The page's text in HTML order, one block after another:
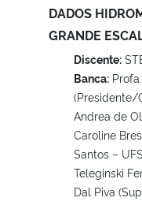
DADOS
GRANDE
Discente:
Banca:
(Presidente/
Andrea de
Caroline
Santos –
Teleginski
Dal Piva